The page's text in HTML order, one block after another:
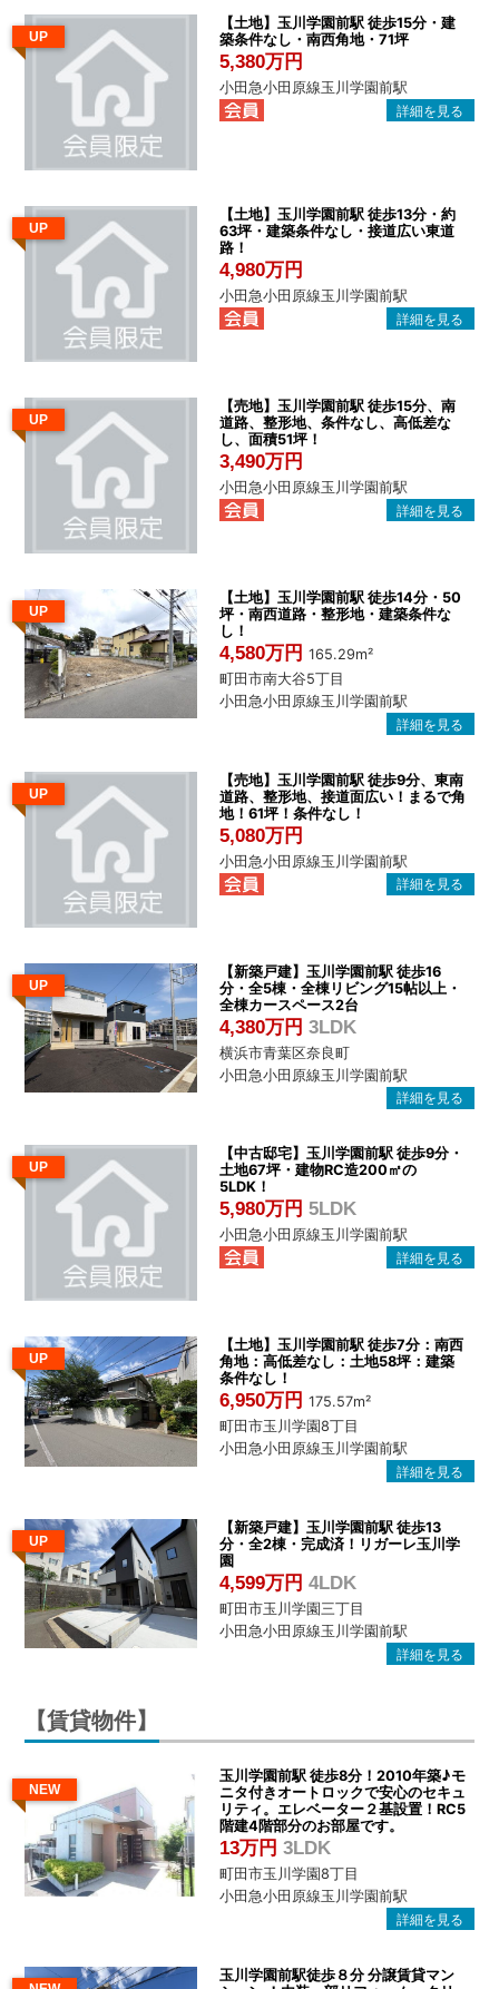
UP
【土地】玉川学園前駅 徒歩15分・建
築条件なし・南西角地・71坪
5,380万円
小田急小田原線玉川学園前駅
UP
【土地】玉川学園前駅 徒歩13分・約
63坪・建築条件なし・接道広い東道
路！
4,980万円
小田急小田原線玉川学園前駅
UP
【売地】玉川学園前駅 徒歩15分、南
道路、整形地、条件なし、高低差な
し、面積51坪！
3,490万円
小田急小田原線玉川学園前駅
UP
【土地】玉川学園前駅 徒歩14分・50
坪・南西道路・整形地・建築条件な
し！
4,580万円 165.29m²
町田市南大谷5丁目
小田急小田原線玉川学園前駅
UP
【売地】玉川学園前駅 徒歩9分、東南
道路、整形地、接道面広い！まるで角
地！61坪！条件なし！
5,080万円
小田急小田原線玉川学園前駅
UP
【新築戸建】玉川学園前駅 徒歩16
分・全5棟・全棟リビング15帖以上・
全棟カースペース2台
4,380万円 3LDK
横浜市青葉区奈良町
小田急小田原線玉川学園前駅
UP
【中古邸宅】玉川学園前駅 徒歩9分・
土地67坪・建物RC造200㎡の
5LDK！
5,980万円 5LDK
小田急小田原線玉川学園前駅
UP
【土地】玉川学園前駅 徒歩7分：南西
角地：高低差なし：土地58坪：建築
条件なし！
6,950万円 175.57m²
町田市玉川学園8丁目
小田急小田原線玉川学園前駅
UP
【新築戸建】玉川学園前駅 徒歩13
分・全2棟・完成済！リガーレ玉川学
園
4,599万円 4LDK
町田市玉川学園三丁目
小田急小田原線玉川学園前駅
【賃貸物件】
NEW
玉川学園前駅 徒歩8分！2010年築♪モ
ニタ付きオートロックで安心のセキュ
リティ。エレベーター２基設置！RC5
階建4階部分のお部屋です。
13万円 3LDK
町田市玉川学園8丁目
小田急小田原線玉川学園前駅
玉川学園前駅徒歩８分 分譲賃貸マン